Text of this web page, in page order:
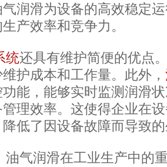
润滑为设备的高效稳定
产效率和竞争力。
统还具有维护简便的优点
护成本和工作量。此外，
能，能够实时监测润滑
理效率。这使得企业在
低了因设备故障而导致
油气润滑在工业生产中的